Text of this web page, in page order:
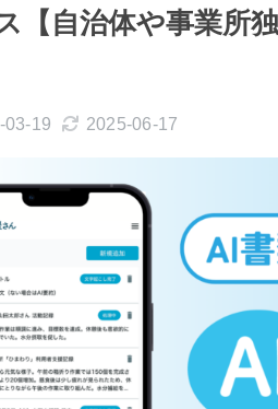
【自治体や事業所
03-19 2025-06-17